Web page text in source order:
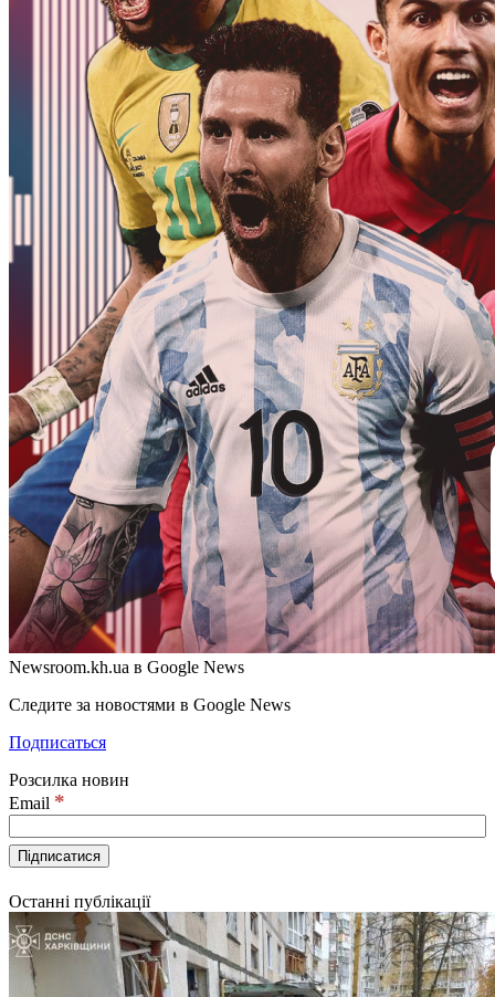
Newsroom.kh.ua в Google News
Следите за новостями в Google News
Подписаться
Розсилка новин
Email *
Останні публікації